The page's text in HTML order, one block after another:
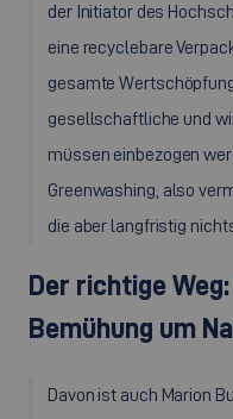
der Initiator des
eine recyclebare
gesamte
gesellschaftliche und
müssen einbezogen
Greenwashing , also
die aber langfristig
Der richtige
Bemühung um
Davon ist auch Marion